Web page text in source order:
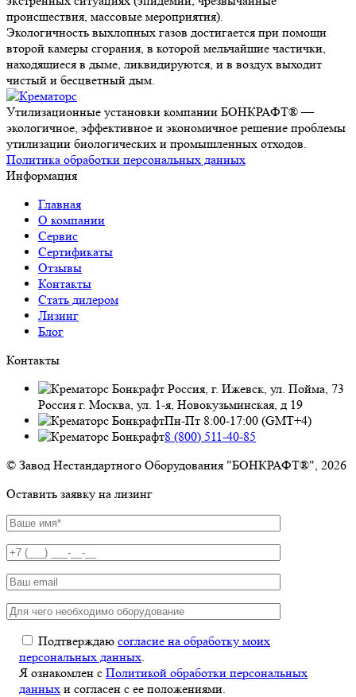
происшествия, массовые мероприятия).
Экологичность выхлопных газов достигается при помощи
второй камеры сгорания, в которой мельчайшие частички,
находящиеся в дыме, ликвидируются, и в воздух выходит
чистый и бесцветный дым.
Утилизационные установки компании БОНКРАФТ® —
экологичное, эффективное и экономичное решение проблемы
утилизации биологических и промышленных отходов.
Политика обработки персональных данных
Информация
Главная
О компании
Сервис
Сертификаты
Отзывы
Контакты
Стать дилером
Лизинг
Блог
Контакты
Россия, г. Ижевск, ул. Пойма, 73
Россия г. Москва, ул. 1-я, Новокузьминская, д 19
Пн-Пт 8:00-17:00 (GMT+4)
8 (800) 511-40-85
© Завод Нестандартного Оборудования "БОНКРАФТ®", 2026
Оставить заявку на лизинг
Подтверждаю согласие на обработку моих
персональных данных
Я ознакомлен с Политикой обработки персональных
данных и согласен с ее положениями.